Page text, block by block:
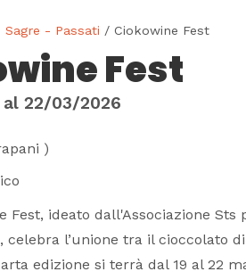
Sagre - Passati / Ciokowine Fest
Fest
al 22/03/2026
)
Fest, ideato dall'Associazione
l’unione tra il cioccolato
edizione si terrà dal 19 al 22